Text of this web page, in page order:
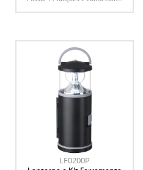
LF0200P